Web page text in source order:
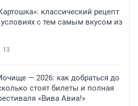
классический рецепт
с тем самым вкусом из
13
— 2026: как добраться до
стоят билеты и полная
«Вива Авиа!»